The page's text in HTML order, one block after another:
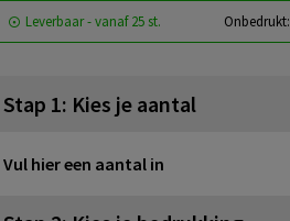
Leverbaar-vanaf25 st. Onbedrukt:
Stap 1: Kies je aantal
Vul hier een aantal in